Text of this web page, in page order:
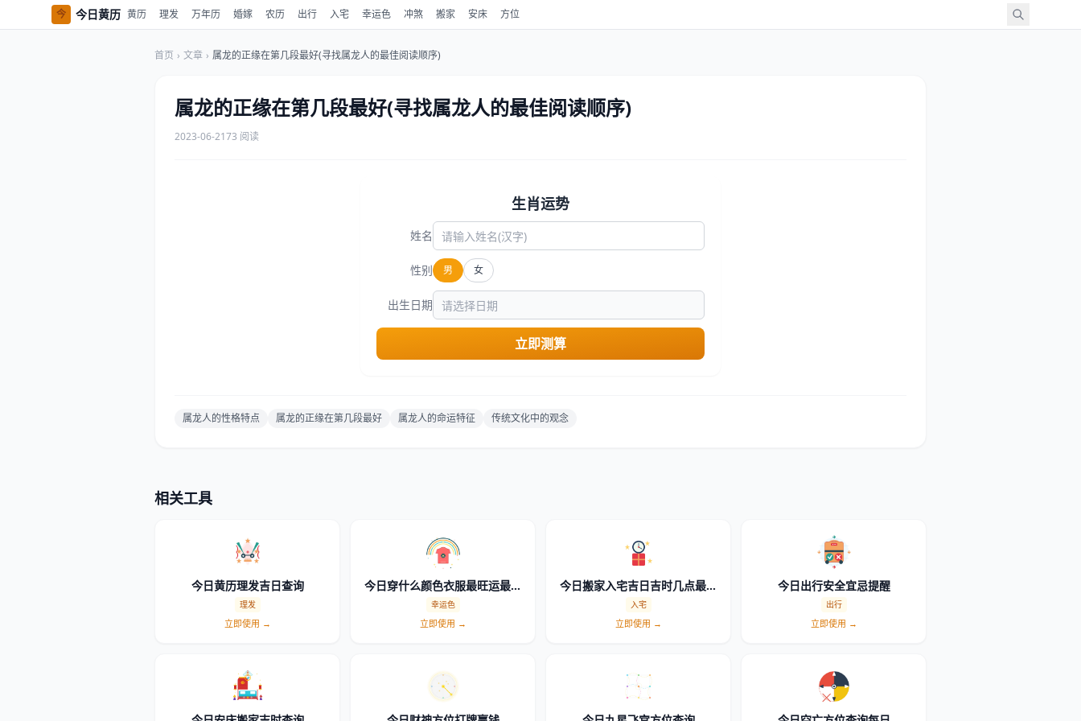
今 今日黄历 黄历 理发 万年历 婚嫁 农历 出行 入宅 幸运色 冲煞 搬家 安床 方位
首页 › 文章 › 属龙的正缘在第几段最好(寻找属龙人的最佳阅读顺序)
属龙的正缘在第几段最好(寻找属龙人的最佳阅读顺序)
2023-06-2173 阅读
生肖运势
姓名
性别 男 女
出生日期
立即测算
属龙人的性格特点 属龙的正缘在第几段最好 属龙人的命运特征 传统文化中的观念
相关工具
今日黄历理发吉日查询
理发
立即使用 →
今日穿什么颜色衣服最旺运最吉
利幸运色查询
幸运色
立即使用 →
今日搬家入宅吉日吉时几点最好
怎么选时辰
入宅
立即使用 →
今日出行安全宜忌提醒
出行
立即使用 →